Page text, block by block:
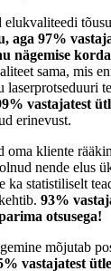
aga 97%
nägemise
sama, mis
laserprotseduuri
vastajatest
erinevust.
kliente
nende elus
ka statistiliselt
93%
otsusega!
mõjutab
vastajatest